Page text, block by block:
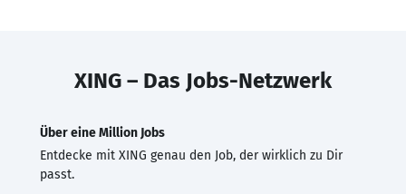
XING – Das Jobs-Netzwerk
Über eine Million Jobs
Entdecke mit XING genau den Job, der wirklich zu Dir
passt.